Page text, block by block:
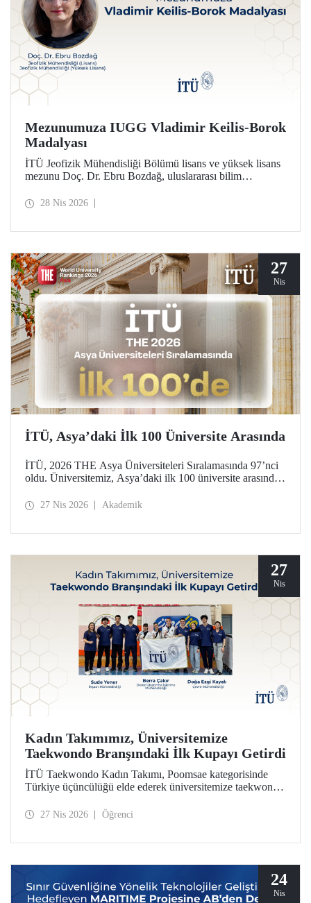
Mezunumuza IUGG Vladimir Keilis-Borok
Madalyası
İTÜ Jeofizik Mühendisliği Bölümü lisans ve yüksek lisans
mezunu Doç. Dr. Ebru Bozdağ, uluslararası bilim
Vladimir Keilis-Borok Madalyası’na (2026) layık görüldü.
28 Nis 2026
27
Nis
İTÜ, Asya’daki İlk 100 Üniversite Arasında
İTÜ, 2026 THE Asya Üniversiteleri Sıralamasında 97’nci
oldu. Üniversitemiz, Asya’daki ilk 100 üniversite arasında
göstergesinde (araştırma kalitesi, araştırma çevresi,
27 Nis 2026 Akademik
27
Nis
Kadın Takımımız, Üniversitemize
Taekwondo Branşındaki İlk Kupayı Getirdi
İTÜ Taekwondo Kadın Takımı, Poomsae kategorisinde
Türkiye üçüncülüğü elde ederek üniversitemize taekwondo
27 Nis 2026 Öğrenci
24
Nis